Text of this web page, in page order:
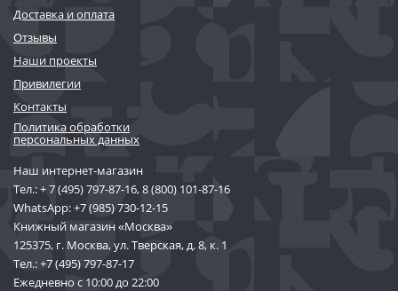
Доставка и оплата
Отзывы
Наши проекты
Привилегии
Контакты
Политика обработки
персональных данных
Наш интернет-магазин
Тел.:+ 7 (495) 797-87-16,8 (800) 101-87-16
WhatsApp:+7 (985) 730-12-15
Книжный магазин «Москва»
125375, г. Москва, ул. Тверская, д. 8, к. 1
Тел.:+7 (495) 797-87-17
Ежедневно с 10:00 до 22:00